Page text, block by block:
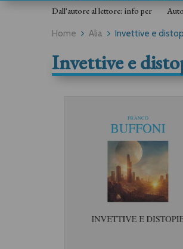
Dall'autore al lettore: info per
Home Alia Invettive e
Invettive e